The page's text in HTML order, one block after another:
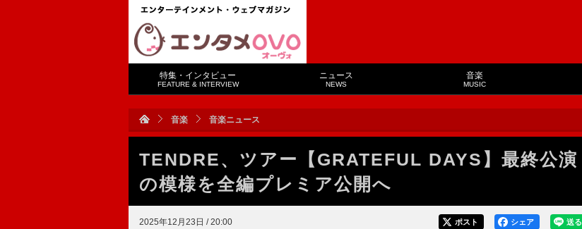
特集・インタビュー
FEATURE & INTERVIEW
ニュース
NEWS
音楽
MUSIC
音楽 音楽ニュース
TENDRE、ツアー【GRATEFUL DAYS】最終公演
の模様を全編プレミア公開へ
2025年12月23日 / 20:00 送る
シェア
ポスト